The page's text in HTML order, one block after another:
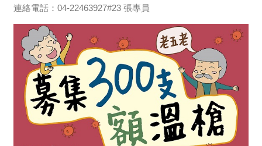
連絡電話：04-22463927#23 張專員